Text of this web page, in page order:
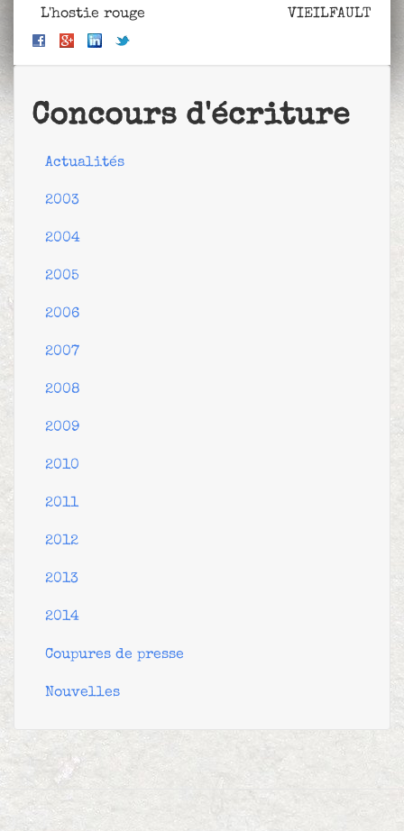
L'hostie rouge
VIEILFAULT
Concours d'écriture
Actualités
2003
2004
2005
2006
2007
2008
2009
2010
2011
2012
2013
2014
Coupures de presse
Nouvelles